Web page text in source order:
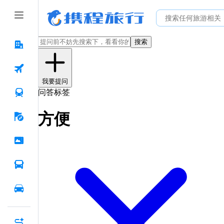
搜索
我要提问
问答标签
方便